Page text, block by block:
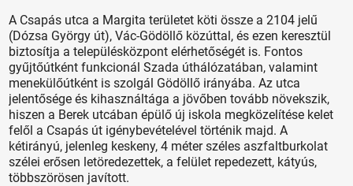
A Csapás utca a Margita területet köti össze a 2104 jelű
(Dózsa György út), Vác-Gödöllő közúttal, és ezen keresztül
biztosítja a településközpont elérhetőségét is. Fontos
gyűjtőútként funkcionál Szada úthálózatában, valamint
menekülőútként is szolgál Gödöllő irányába. Az utca
jelentősége és kihasználtága a jövőben tovább növekszik,
hiszen a Berek utcában épülő új iskola megközelítése kelet
felől a Csapás út igénybevételével történik majd. A
kétirányú, jelenleg keskeny, 4 méter széles aszfaltburkolat
szélei erősen letöredezettek, a felület repedezett, kátyús,
többszörösen javított.